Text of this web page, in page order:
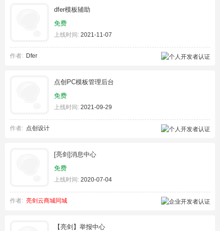
dfer模板辅助
免费
上线时间: 2021-11-07
作者: Dfer
点创PC模板管理后台
免费
上线时间: 2021-09-29
作者: 点创设计
[亮剑]消息中心
免费
上线时间: 2020-07-04
作者: 亮剑云商城同城
【亮剑】举报中心